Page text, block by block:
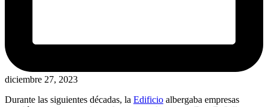
diciembre 27, 2023
Durante las siguientes décadas, la Edificio albergaba empresas